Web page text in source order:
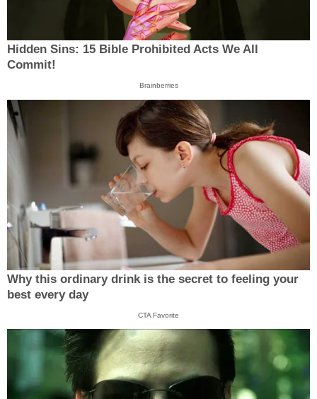
Hidden Sins: 15 Bible Prohibited Acts We All
Commit!
Brainberries
Why this ordinary drink is the secret to feeling your
best every day
CTA Favorite